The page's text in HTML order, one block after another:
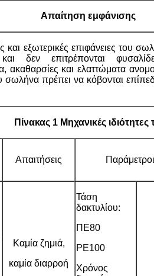
Απαίτηση εμφάνισης
και εξωτερικές επιφάνειες του
δεν επιτρέπονται
ακαθαρσίες και ελαττώματα
σωλήνα πρέπει να κόβονται
Πίνακας 1 Μηχανικές
Απαιτήσεις
Καμία ζημιά,
καμία διαρροή
Τάση
δακτυλίου:
ΠΕ80
PE100
Χρόνος